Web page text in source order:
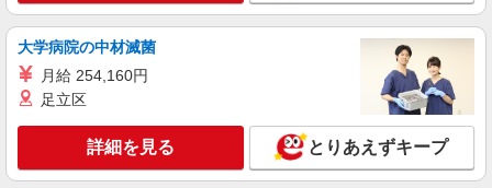
時給1500円〜1600円（経験・能力による） ※
残業代支給 ★交通費別途支給（規定あり） ゜
+゜・。○。・゜+゜・。○。・゜+゜ 入社祝い金10
ィブ支給(規定有) ★月2回払い・週払い可能（規程
有）★ ゜・。○。・゜+゜・。○。・゜+゜
詳細を見る
紹介予定派遣
株式会社シエロ
大学病院の中材滅菌
月給 254,160円
足立区
詳細を見る とりあえずキープ